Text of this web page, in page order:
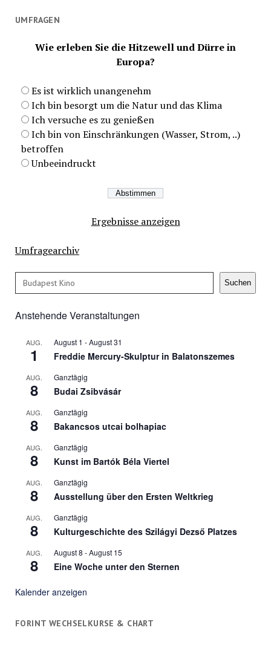
UMFRAGEN
Wie erleben Sie die Hitzewell und Dürre in
Europa?
Es ist wirklich unangenehm
Ich bin besorgt um die Natur und das Klima
Ich versuche es zu genießen
Ich bin von Einschränkungen (Wasser, Strom, ..)
betroffen
Unbeeindruckt
Ergebnisse anzeigen
Umfragearchiv
Suchen Suchen
Anstehende Veranstaltungen
AUG.
1
August 1 -August 31
Freddie Mercury-Skulptur in Balatonszemes
AUG.
8
Ganztägig
Budai Zsibvásár
AUG.
8
Ganztägig
Bakancsos utcai bolhapiac
AUG.
8
Ganztägig
Kunst im Bartók Béla Viertel
AUG.
8
Ganztägig
Ausstellung über den Ersten Weltkrieg
AUG.
8
Ganztägig
Kulturgeschichte des Szilágyi Dezső Platzes
AUG.
8
August 8 -August 15
Eine Woche unter den Sternen
Kalender anzeigen
FORINT WECHSELKURSE & CHART